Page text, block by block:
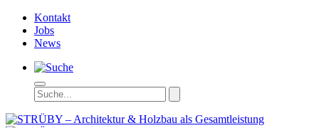
Kontakt
Jobs
News
STRÜBY –